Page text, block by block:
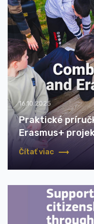
16.10.2025
Praktické
Erasmus+
Čítať viac